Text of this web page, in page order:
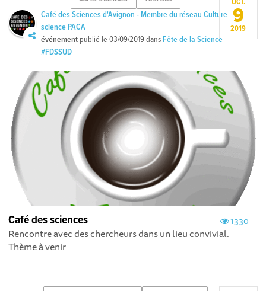
Café des Sciences d'Avignon - Membre du réseau Culture
science PACA
événement publié le03/09/2019dans Fête de la Science
#FDSSUD
9
2019
1330
Café des sciences
Rencontre avec des chercheurs dans un lieu convivial.
Thème à venir